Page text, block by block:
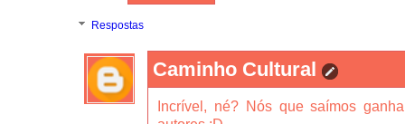
Respostas
Caminho Cultural
Incrível, né? Nós que saímos